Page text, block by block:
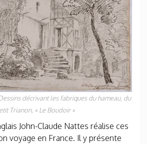
décrivant les fabriques du hameau, du
Trianon, « Le Boudoir »
John-Claude Nattes réalise ces
voyage en France. Il y présente